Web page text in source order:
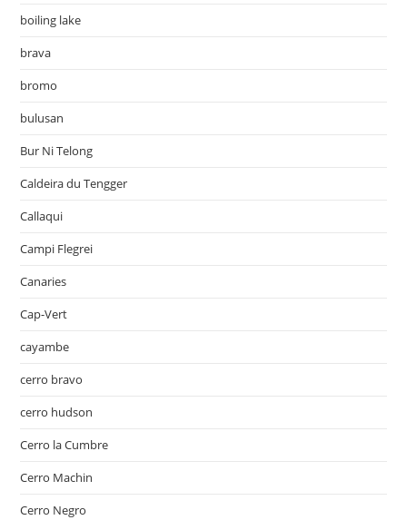
boiling lake
brava
bromo
bulusan
Bur Ni Telong
Caldeira du Tengger
Callaqui
Campi Flegrei
Canaries
Cap-Vert
cayambe
cerro bravo
cerro hudson
Cerro la Cumbre
Cerro Machin
Cerro Negro